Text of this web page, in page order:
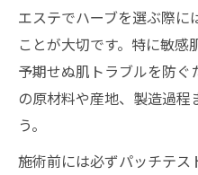
エステでハーブを選ぶ際に
ことが大切です。特に敏
予期せぬ肌トラブルを防
の原材料や産地、製造過
う。
施術前には必ずパッチテ